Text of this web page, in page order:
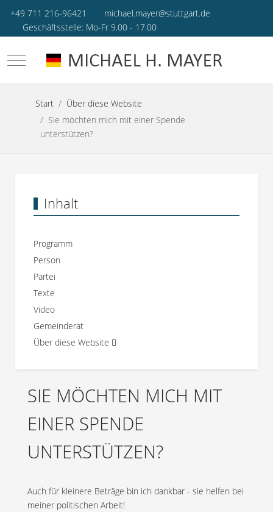
+49 711 216-96421
michael.mayer@stuttgart.de
Geschäftsstelle: Mo-Fr 9.00 - 17.00
Mobile Menu Toggle
Start
Über diese Website
Sie möchten mich mit einer Spende
unterstützen?
Inhalt
Programm
Person
Partei
Texte
Video
Gemeinderat
Über diese Website
SIE MÖCHTEN MICH MIT
EINER SPENDE
UNTERSTÜTZEN?
Auch für kleinere Beträge bin ich dankbar - sie helfen bei
meiner politischen Arbeit!